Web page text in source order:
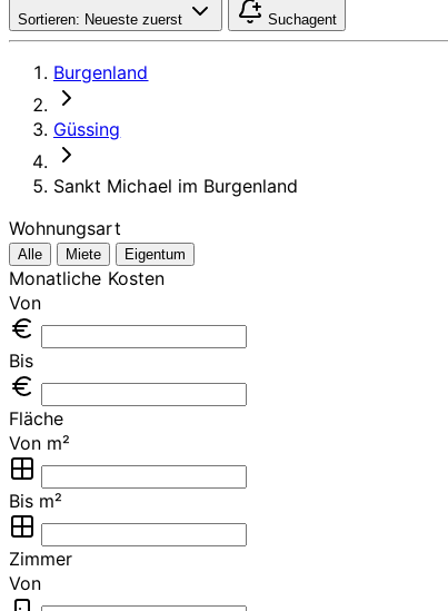
Sortieren: Neueste zuerst Suchagent
Burgenland
Güssing
Sankt Michael im Burgenland
Wohnungsart
Alle Miete Eigentum
Monatliche Kosten
Von
Bis
Fläche
Von m²
Bis m²
Zimmer
Von